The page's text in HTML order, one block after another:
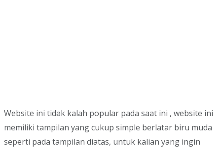
Website ini tidak kalah popular pada saat ini , website ini
memiliki tampilan yang cukup simple berlatar biru muda
seperti pada tampilan diatas, untuk kalian yang ingin